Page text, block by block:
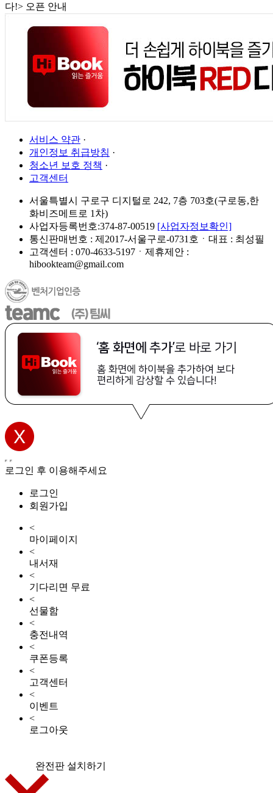
다!> 오픈 안내
서비스 약관 ·
개인정보 취급방침 ·
청소년 보호 정책 ·
고객센터
서울특별시 구로구 디지털로 242, 7층 703호(구로동,한
화비즈메트로 1차)
사업자등록번호:374-87-00519 [사업자정보확인]
통신판매번호 : 제2017-서울구로-0731호ㆍ대표 : 최성필
고객센터 : 070-4633-5197ㆍ제휴제안 :
hibookteam@gmail.com
로그인 후 이용해주세요
로그인
회원가입
<
마이페이지
<
내서재
<
기다리면 무료
<
선물함
<
충전내역
<
쿠폰등록
<
고객센터
<
이벤트
<
로그아웃
완전판 설치하기